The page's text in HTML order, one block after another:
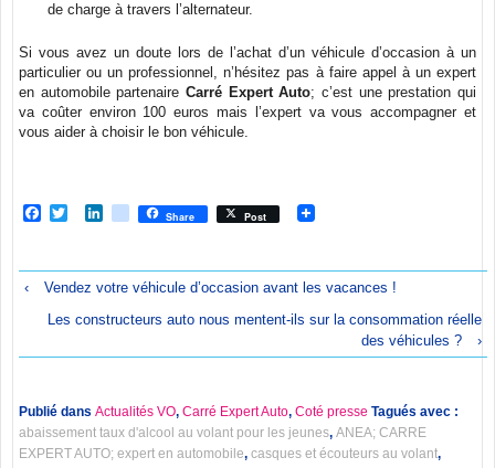
de charge à travers l’alternateur.
Si vous avez un doute lors de l’achat d’un véhicule d’occasion à un
particulier ou un professionnel, n’hésitez pas à faire appel à un expert
en automobile partenaire Carré Expert Auto; c’est une prestation qui
va coûter environ 100 euros mais l’expert va vous accompagner et
vous aider à choisir le bon véhicule.
Facebook
TwitterLinkedIn
viadeoShare Post
‹
Vendez votre véhicule d’occasion avant les vacances !
Les constructeurs auto nous mentent-ils sur la consommation réelle
des véhicules ?
›
Publié dans Actualités VO, Carré Expert Auto, Coté presse Tagués avec :
abaissement taux d'alcool au volant pour les jeunes, ANEA; CARRE
EXPERT AUTO; expert en automobile, casques et écouteurs au volant,